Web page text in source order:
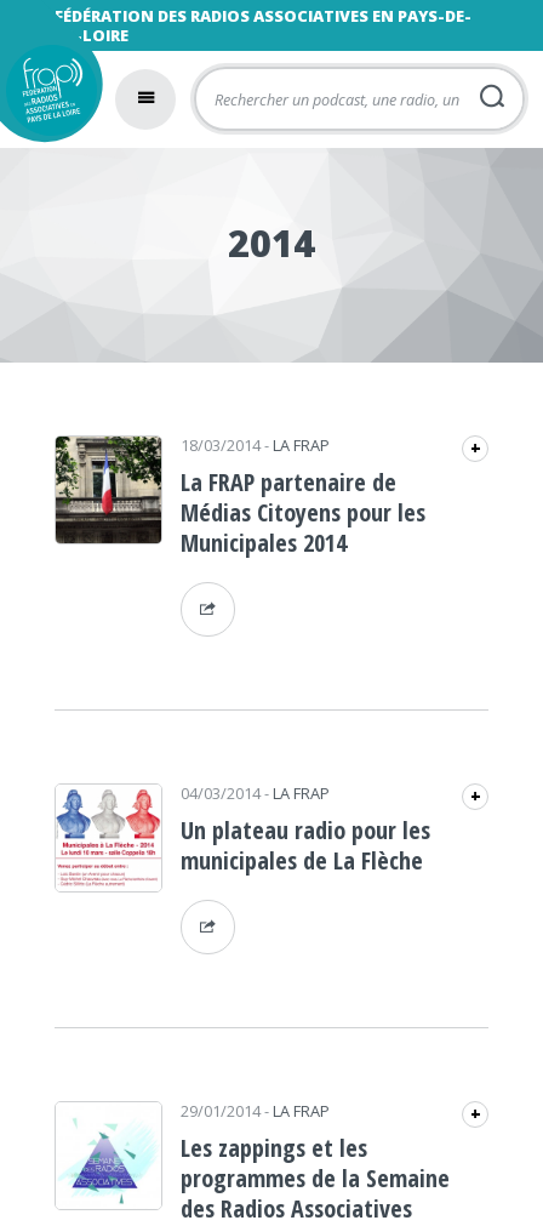
FÉDÉRATION DES RADIOS ASSOCIATIVES EN PAYS-DE-
LA-LOIRE
2014
18/03/2014- LA FRAP +
La FRAP partenaire de
Médias Citoyens pour les
Municipales 2014
04/03/2014- LA FRAP +
Un plateau radio pour les
municipales de La Flèche
29/01/2014- LA FRAP +
Les zappings et les
programmes de la Semaine
des Radios Associatives